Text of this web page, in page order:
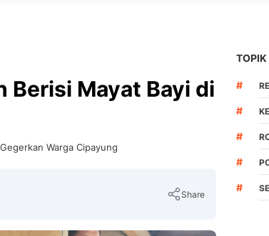
Berisi Mayat Bayi di
Warga Cipayung
Share
TOPIK
#
#
#
#
#